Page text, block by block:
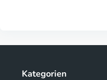
Kategorien